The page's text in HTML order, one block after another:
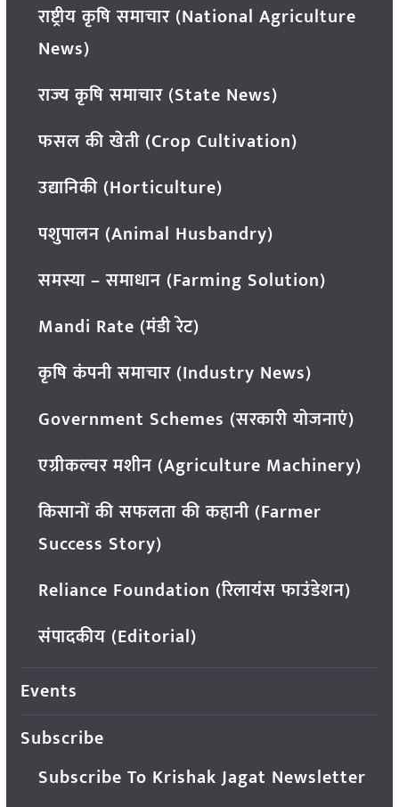
राष्ट्रीय कृषि समाचार (National Agriculture
News)
राज्य कृषि समाचार (State News)
फसल की खेती (Crop Cultivation)
उद्यानिकी (Horticulture)
पशुपालन (Animal Husbandry)
समस्या – समाधान (Farming Solution)
Mandi Rate (मंडी रेट)
कृषि कंपनी समाचार (Industry News)
Government Schemes (सरकारी योजनाएं)
एग्रीकल्चर मशीन (Agriculture Machinery)
किसानों की सफलता की कहानी (Farmer
Success Story)
Reliance Foundation (रिलायंस फाउंडेशन)
संपादकीय (Editorial)
Events
Subscribe
Subscribe To Krishak Jagat Newsletter